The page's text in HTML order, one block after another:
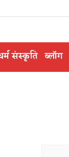
संस्कृति ब्लॉग